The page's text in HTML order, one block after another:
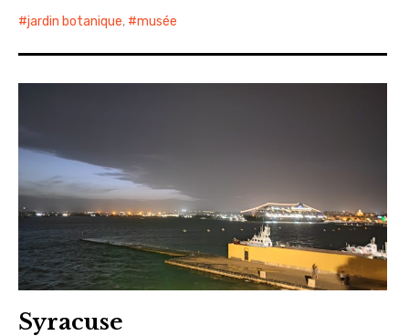
jardin botanique, musée
Syracuse